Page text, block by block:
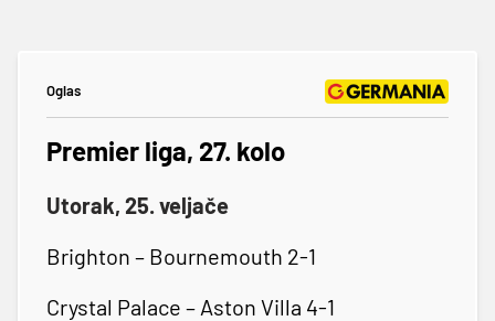
Oglas
Premier liga, 27. kolo
Utorak, 25. veljače
Brighton – Bournemouth 2-1
Crystal Palace – Aston Villa 4-1